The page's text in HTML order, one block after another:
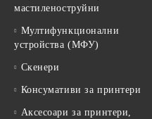
мастиленоструйни
Мултифункционални
устройства (МФУ)
Скенери
Консумативи за принтери
Аксесоари за принтери,